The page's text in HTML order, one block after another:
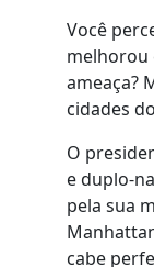
Você
melhorou
ameaça?
cidades
O
e duplo-
pela sua
cabe